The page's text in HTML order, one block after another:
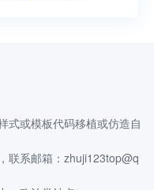
式或模板代码移植或仿造自
联系邮箱：zhuji123top@q